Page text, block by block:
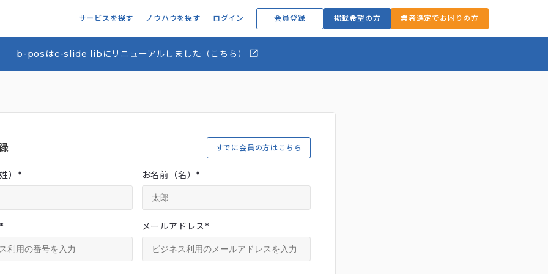
サービスを探す ノウハウを探す ログイン 会員登録 掲載希望の方 業者選定でお困りの方
b-posはc-slide libにリニューアルしました（こちら）
すでに会員の方はこちら
） * お名前（名）*
* メールアドレス*